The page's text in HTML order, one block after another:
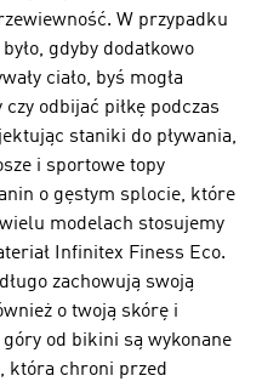
W przypadku
gdyby dodatkowo
ciało, byś mogła
odbijać piłkę podczas
staniki do pływania,
i sportowe topy
o gęstym splocie, które
modelach stosujemy
Infinitex Finess Eco.
zachowują swoją
o twoją skórę i
od bikini są wykonane
która chroni przed